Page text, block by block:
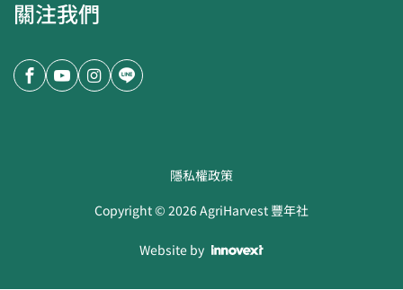
關注我們
隱私權政策
Copyright ©2026AgriHarvest 豐年社
Website by